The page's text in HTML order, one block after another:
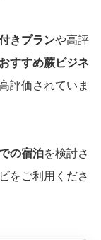
きプランや高評
おすすめ蕨ビジネ
評価されていま
の宿泊を検討さ
をご利用くださ